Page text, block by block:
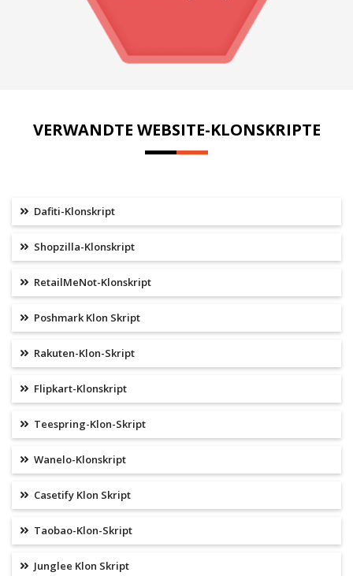
VERWANDTE WEBSITE-KLONSKRIPTE
Dafiti-Klonskript
Shopzilla-Klonskript
RetailMeNot-Klonskript
Poshmark Klon Skript
Rakuten-Klon-Skript
Flipkart-Klonskript
Teespring-Klon-Skript
Wanelo-Klonskript
Casetify Klon Skript
Taobao-Klon-Skript
Junglee Klon Skript